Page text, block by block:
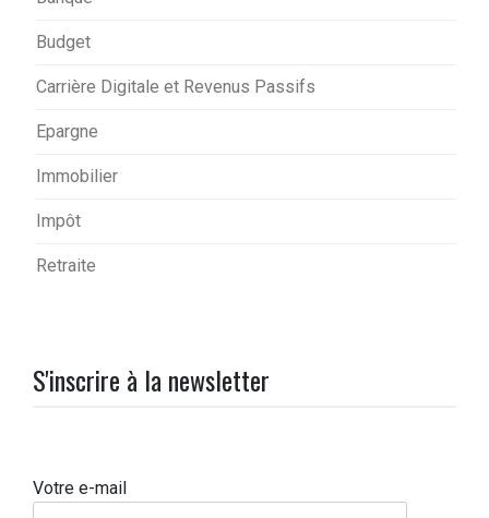
Budget
Carrière Digitale et Revenus Passifs
Epargne
Immobilier
Impôt
Retraite
S'inscrire à la newsletter
Votre e-mail